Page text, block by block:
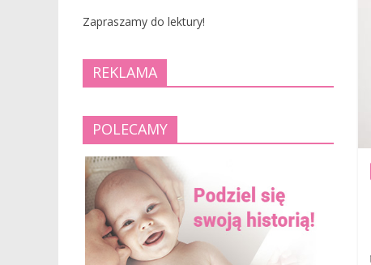
Zapraszamy do lektury!
REKLAMA
POLECAMY